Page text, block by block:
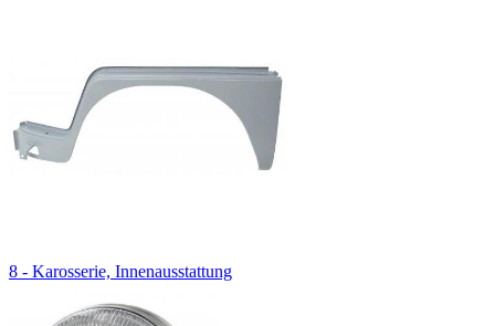
8 - Karosserie, Innenausstattung